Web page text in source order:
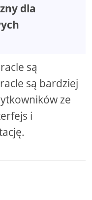
dla
są
są bardziej
ze
i